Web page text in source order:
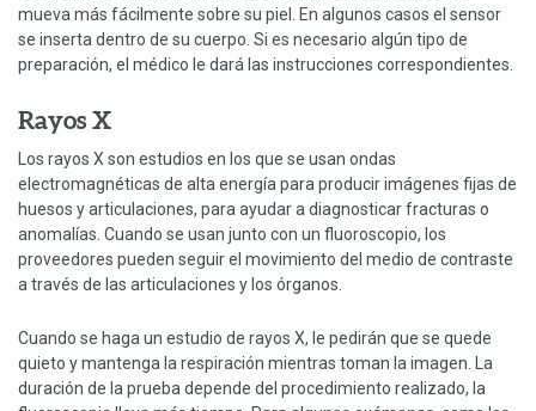
mueva más fácilmente sobre su piel. En algunos casos el sensor
se inserta dentro de su cuerpo. Si es necesario algún tipo de
preparación, el médico le dará las instrucciones correspondientes.
Rayos X
Los rayos X son estudios en los que se usan ondas
electromagnéticas de alta energía para producir imágenes fijas de
huesos y articulaciones, para ayudar a diagnosticar fracturas o
anomalías. Cuando se usan junto con un fluoroscopio, los
proveedores pueden seguir el movimiento del medio de contraste
a través de las articulaciones y los órganos.
Cuando se haga un estudio de rayos X, le pedirán que se quede
quieto y mantenga la respiración mientras toman la imagen. La
duración de la prueba depende del procedimiento realizado, la